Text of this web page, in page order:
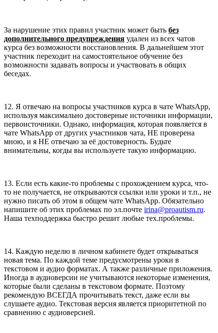
За нарушение этих правил участник может быть без
дополнительного предупреждения удален из всех чатов
курса без возможности восстановления. В дальнейшем этот
участник переходит на самостоятельное обучение без
возможности задавать вопросы и участвовать в общих
беседах.
12. Я отвечаю на вопросы участников курса в чате WhatsApp,
используя максимально достоверные источники информации,
первоисточники. Однако, информация, которая появляется в
чате WhatsApp от других участников чата, НЕ проверена
мною, и я НЕ отвечаю за её достоверность. Будьте
внимательны, когды вы используете такую информацию.
13. Если есть какие-то проблемы с прохождением курса, что-
то не получается, не открываются ссылки или уроки и т.п., не
нужно писать об этом в общем чате WhatsApp. Обязательно
напишите об этих проблемах по эл.почте irina@proautism.ru.
Наша техподдержка быстро решит любые тех.проблемы.
14. Каждую неделю в личном кабинете будет открываться
новая тема. По каждой теме предусмотрены уроки в
текстовом и аудио форматах. А также различные приложения.
Иногда в аудиоверсии не учитываются некоторые изменения,
которые были сделаны в текстовом формате. Поэтому
рекомендую ВСЕГДА прочитывать текст, даже если вы
слушаете аудио. Текстовая версия является приоритетной по
сравнению с аудиоверсией.